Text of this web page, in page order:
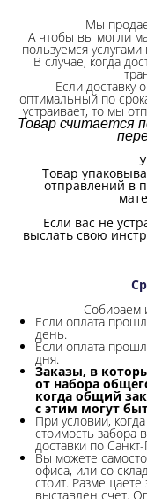
Мы
А чтобы вы могли
пользуемся
В случае, когда
Если доставку
оптимальный по
устраивает, то мы
Товар считается
Товар
отправлений в
Если вас не
выслать свою
Собираем
Если оплата
день.
Если оплата
дня.
Заказы, в
от набора
когда общий
с этим могут
При условии,
стоимость забора
доставки по
Вы можете
офиса, или со
стоит. Размещаете
выставлен счет.